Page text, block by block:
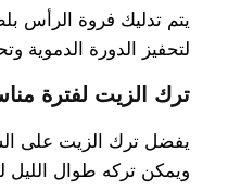
يتم تدليك فروة
لتحفيز الدورة الدموية
ترك الزيت لفترة
يفضل ترك الزيت على
ويمكن تركه طوال